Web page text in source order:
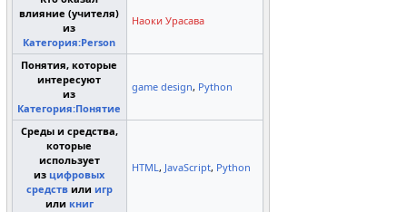
влияние (учителя)
из
Категория:Person
Наоки Урасава
Понятия, которые
интересуют
из
Категория:Понятие
game design, Python
Среды и средства,
которые
использует
изцифровых
средствили игр
или книг
HTML, JavaScript, Python